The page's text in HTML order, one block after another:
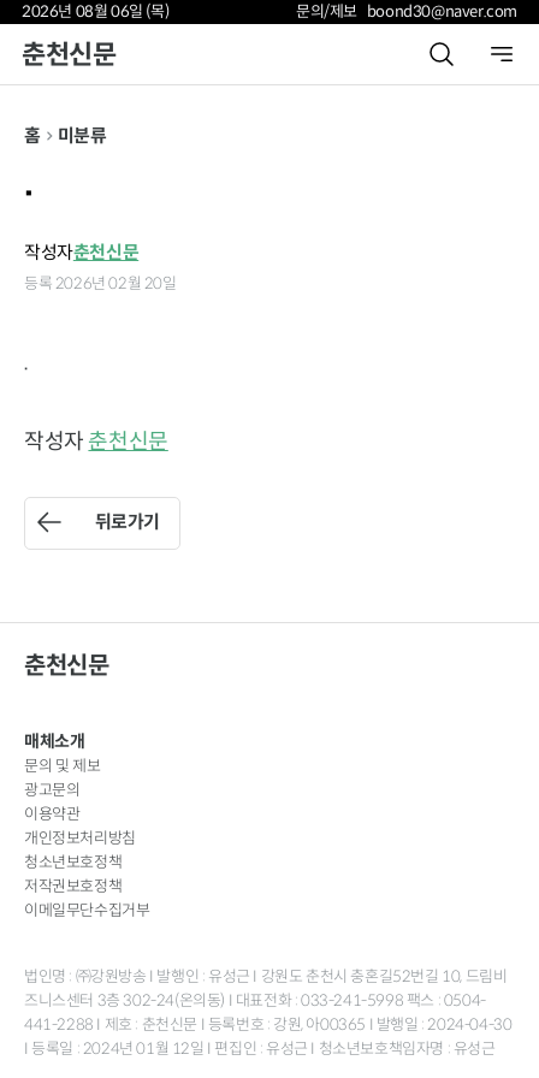
2026년 08월 06일 (목) 문의/제보 boond30@naver.com
춘천신문
홈 미분류
.
작성자춘천신문
등록 2026년 02월 20일
.
작성자 춘천신문
뒤로가기
춘천신문
매체소개
문의 및 제보
광고문의
이용약관
개인정보처리방침
청소년보호정책
저작권보호정책
이메일무단수집거부
법인명 : ㈜강원방송 I 발행인 : 유성근 I 강원도 춘천시 충혼길52번길 10, 드림비
즈니스센터 3층 302-24(온의동) I 대표전화 : 033-241-5998 팩스 : 0504-
441-2288 I 제호 : 춘천신문 I 등록번호 : 강원, 아00365 I 발행일 : 2024-04-30
I 등록일 : 2024년 01월 12일 I 편집인 : 유성근 I 청소년보호책임자명 : 유성근